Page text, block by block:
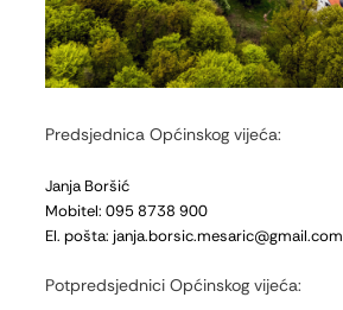
Predsjednica Općinskog vijeća:
Janja Boršić
Mobitel: 095 8738 900
El. pošta: janja.borsic.mesaric@gmail.com
Potpredsjednici Općinskog vijeća: